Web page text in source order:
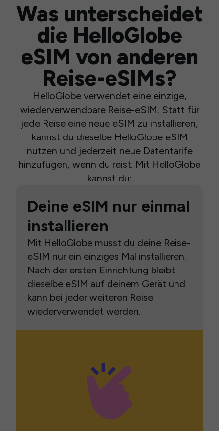
Was unterscheidet
die HelloGlobe
eSIM von anderen
Reise-eSIMs?
HelloGlobe verwendet eine einzige,
wiederverwendbare Reise-eSIM. Statt für
jede Reise eine neue eSIM zu installieren,
kannst du dieselbe HelloGlobe eSIM
nutzen und jederzeit neue Datentarife
hinzufügen, wenn du reist. Mit HelloGlobe
kannst du:
Deine eSIM nur einmal
installieren
Mit HelloGlobe musst du deine Reise-
eSIM nur ein einziges Mal installieren.
Nach der ersten Einrichtung bleibt
dieselbe eSIM auf deinem Gerät und
kann bei jeder weiteren Reise
wiederverwendet werden.